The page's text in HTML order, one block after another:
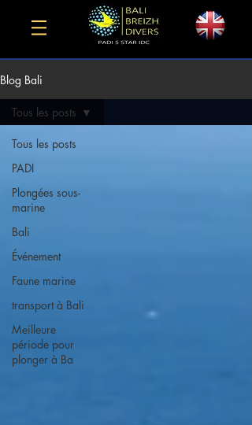
Blog Bali
Tous les posts
PADI
Plongées sous-
marine
Bali
Événement
Faune marine
transport à Bali
Meilleure
période pour
plonger à Ba
Tous les posts